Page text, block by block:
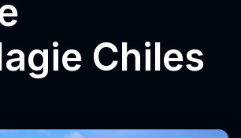
Chiles